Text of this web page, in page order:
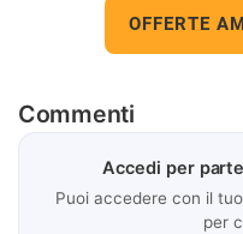
OFFERTE
Commenti
Accedi per
Puoi accedere con il
per